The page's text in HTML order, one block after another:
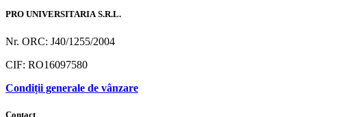
PRO UNIVERSITARIA S.R.L.
Nr. ORC: J40/1255/2004
CIF: RO16097580
Condiții generale de vânzare
Contact